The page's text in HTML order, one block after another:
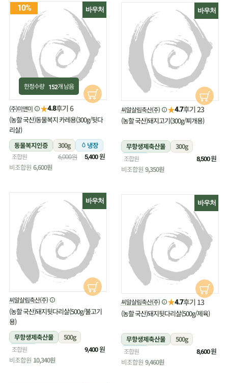
바우처
10%
한정수량 152개 남음
(주)미앤미 ★4.8후기 6
(농할 국산)동물복지 카레용(300g/뒷다
리살)
동물복지인증
300g 냉장
조합원 6,000원 5,400원
비조합원 6,600원
바우처
씨알살림축산(주) ★4.7후기 23
(농할 국산)돼지고기(300g/찌개용)
무항생제축산물
300g
냉장
조합원 8,500원
비조합원 9,350원
바우처
씨알살림축산(주)
(농할 국산)돼지뒷다리살(500g/불고기
용)
무항생제축산물
500g
냉장
조합원 9,400원
비조합원 10,340원
바우처
씨알살림축산(주) ★4.7후기 13
(농할 국산)돼지뒷다리살(500g/제육)
무항생제축산물
500g
냉장
조합원 8,600원
비조합원 9,460원